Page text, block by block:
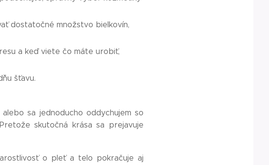
dostatočné množstvo bielkovín,
a keď viete čo máte urobiť,
šťavu.
sa jednoducho oddychujem so
Pretože skutočná krása sa prejavuje
o pleť a telo pokračuje aj